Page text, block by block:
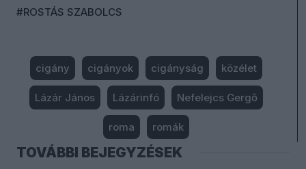
#ROSTÁS SZABOLCS
cigány cigányok cigányság közélet
Lázár János Lázárinfó Nefelejcs Gergő
roma romák
TOVÁBBI BEJEGYZÉSEK